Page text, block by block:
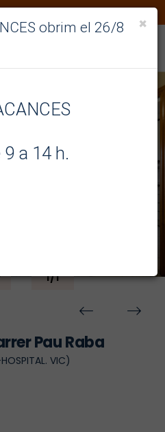
1/1
Next
Pau Raba
VIC)
×
obrim el 26/8
a 14 h.